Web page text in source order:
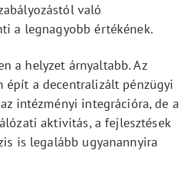
való
a legnagyobb értékének.
a helyzet árnyaltabb. Az
épít a decentralizált pénzügyi
intézményi integrációra, de a
aktivitás, a fejlesztések
is legalább ugyanannyira